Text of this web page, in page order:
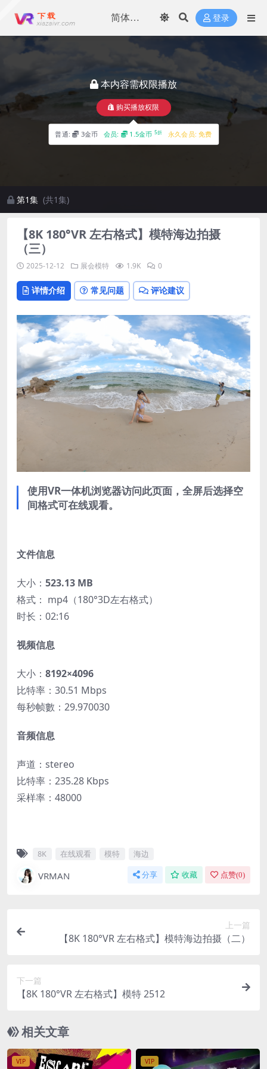
登录
本内容需权限播放
购买播放权限
普通: 3金币 会员: 1.5金币 5折 永久会员:免费
第1集 (共1集)
【8K 180°VR 左右格式】模特海边拍摄
（三）
2025-12-12 展会模特 1.9K 0
详情介绍 常见问题 评论建议
使用VR一体机浏览器访问此页面，全屏后选择空
间格式可在线观看。
文件信息
大小： 523.13 MB
格式： mp4（180°3D左右格式）
时长：02:16
视频信息
大小： 8192×4096
比特率：30.51 Mbps
每秒帧數：29.970030
音频信息
声道：stereo
比特率：235.28 Kbps
采样率：48000
8K 在线观看 模特 海边
VRMAN 分享 收藏 点赞(0)
上一篇
【8K 180°VR 左右格式】模特海边拍摄（二）
下一篇
【8K 180°VR 左右格式】模特 2512
相关文章
VIP VIP